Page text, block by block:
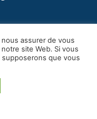
assurer de vous
site Web. Si vous
que vous